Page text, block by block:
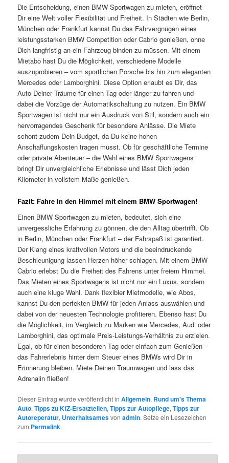
Die Entscheidung, einen BMW Sportwagen zu mieten, eröffnet
Dir eine Welt voller Flexibilität und Freiheit. In Städten wie Berlin,
München oder Frankfurt kannst Du das Fahrvergnügen eines
leistungsstarken BMW Competition oder Cabrio genießen, ohne
Dich langfristig an ein Fahrzeug binden zu müssen. Mit einem
Mietabo hast Du die Möglichkeit, verschiedene Modelle
auszuprobieren – vom sportlichen Porsche bis hin zum eleganten
Mercedes oder Lamborghini. Diese Option erlaubt es Dir, das
Auto Deiner Träume für einen Tag oder länger zu fahren und
dabei die Vorzüge der Automatikschaltung zu nutzen. Ein BMW
Sportwagen ist nicht nur ein Ausdruck von Stil, sondern auch ein
hervorragendes Geschenk für besondere Anlässe. Die Miete
schont zudem Dein Budget, da Du keine hohen
Anschaffungskosten tragen musst. Ob für geschäftliche Termine
oder private Abenteuer – die Wahl eines BMW Sportwagens
bringt Dir unvergleichliche Erlebnisse und lässt Dich jeden
Kilometer in vollstem Maße genießen.
Fazit: Fahre in den Himmel mit einem BMW Sportwagen!
Einen BMW Sportwagen zu mieten, bedeutet, sich eine
unvergessliche Erfahrung zu gönnen, die den Alltag übertrifft. Ob
in Berlin, München oder Frankfurt – der Fahrspaß ist garantiert.
Der Klang eines kraftvollen Motors und die beeindruckende
Beschleunigung lassen Herzen höher schlagen. Mit einem BMW
Cabrio erlebst Du die Freiheit des Fahrens unter freiem Himmel.
Das Mieten eines Sportwagens ist nicht nur ein Luxus, sondern
auch eine kluge Wahl. Dank flexibler Mietmodelle, wie Abos,
kannst Du den perfekten BMW für jeden Anlass auswählen und
dabei von der neuesten Technologie profitieren. Ebenso hast Du
die Möglichkeit, im Vergleich zu Marken wie Mercedes, Audi oder
Lamborghini, das optimale Preis-Leistungs-Verhältnis zu erzielen.
Egal, ob für einen besonderen Tag oder einfach zum Genießen –
das Fahrerlebnis hinter dem Steuer eines BMWs wird Dir in
Erinnerung bleiben. Miete Deinen Traumwagen und lass das
Adrenalin fließen!
Dieser Eintrag wurde veröffentlicht inAllgemein, Rund um's Thema
Auto,Tipps zu KfZ-Ersatzteilen,Tipps zur Autopflege,Tipps zur
Autoreperatur, Unterhaltsamesvonadmin. Setze ein Lesezeichen
zum Permalink.